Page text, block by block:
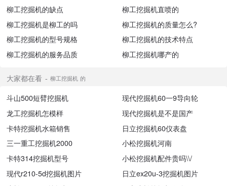
柳工挖掘机的缺点
柳工挖掘机直喷的
柳工挖掘机是柳工的吗
柳工挖掘机的质量怎么?
柳工挖掘机的型号规格
柳工挖掘机的技术特点
柳工挖掘机的服务品质
柳工挖掘机哪产的
大家都在看 柳工挖掘机 的
斗山500短臂挖掘机
现代挖掘机60一9导向轮
龙工挖掘机怎模样
现代挖掘机是不是国产
卡特挖掘机水箱销售
日立挖掘机60仪表盘
三一重工挖掘机2000
小松挖掘机河南
卡特314挖掘机型号
小松挖掘机配件贵吗\\/
现代r210-5d挖掘机图片
日立ex20u-3挖掘机图片